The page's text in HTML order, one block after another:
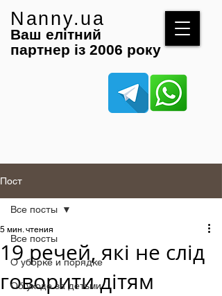
Nanny.ua
Ваш елітний
партнер із 2006 року
Пост
Все посты
О уборке и порядке
Об уходе за детьми
Все посты
19 речей, які не слід
говорити дітям
5 мин. чтения